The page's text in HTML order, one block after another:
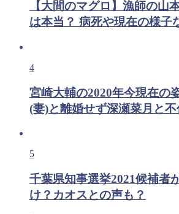
【大間のマグロ】漁師の山
は本当？ 病死や現在の様子
4
宮崎大輔の2020年今現在の
(妻)と離婚せず深瀬菜月と不
5
千葉県知事選挙2021候補者
け？カオスとの声も？